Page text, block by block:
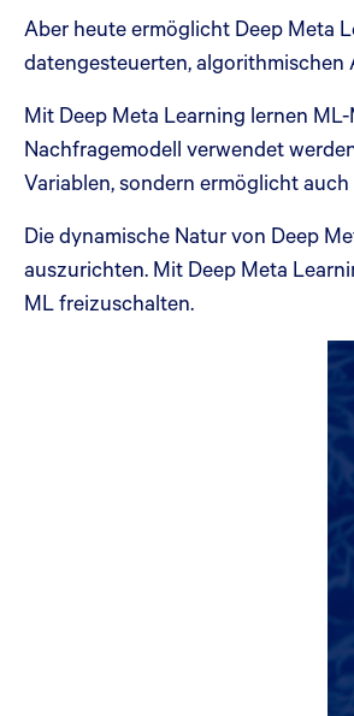
Aber heute ermöglicht Deep Meta
datengesteuerten, algorithmischen
Mit Deep Meta Learning lernen
Nachfragemodell verwendet
Variablen, sondern ermöglicht
Die dynamische Natur von Deep
auszurichten. Mit Deep Meta
ML freizuschalten.